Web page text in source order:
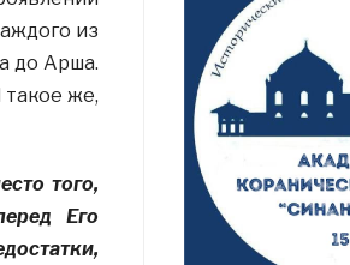
из
до Арша.
такое же,
того,
Его